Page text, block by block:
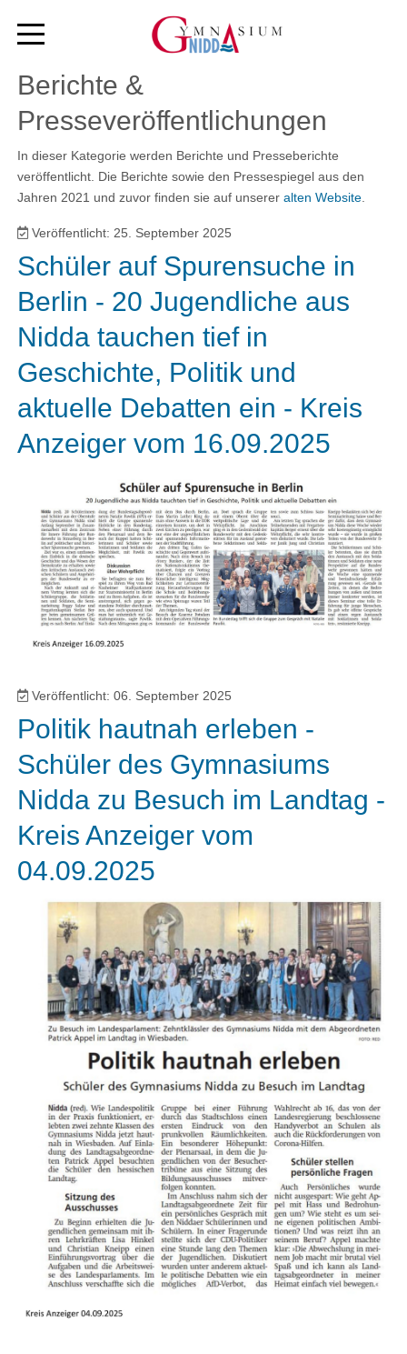
Berichte &
Presseveröffentlichungen
In dieser Kategorie werden Berichte und Presseberichte
veröffentlicht. Die Berichte sowie den Pressespiegel aus den
Jahren 2021 und zuvor finden sie auf unsereralten Website
Veröffentlicht: 25. September 2025
Schüler auf Spurensuche in
Berlin - 20 Jugendliche aus
Nidda tauchen tief in
Geschichte, Politik und
aktuelle Debatten ein - Kreis
Anzeiger vom 16.09.2025
Veröffentlicht: 06. September 2025
Politik hautnah erleben -
Schüler des Gymnasiums
Nidda zu Besuch im Landtag -
Kreis Anzeiger vom
04.09.2025